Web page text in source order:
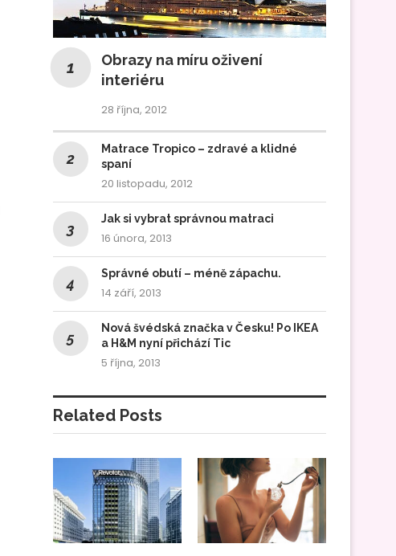
Obrazy na míru oživení
interiéru
28 října, 2012
Matrace Tropico – zdravé a klidné
spaní
20 listopadu, 2012
Jak si vybrat správnou matraci
16 února, 2013
Správné obutí – méně zápachu.
14 září, 2013
Nová švédská značka v Česku! Po IKEA
a H&M nyní přichází Tic
5 října, 2013
Related Posts